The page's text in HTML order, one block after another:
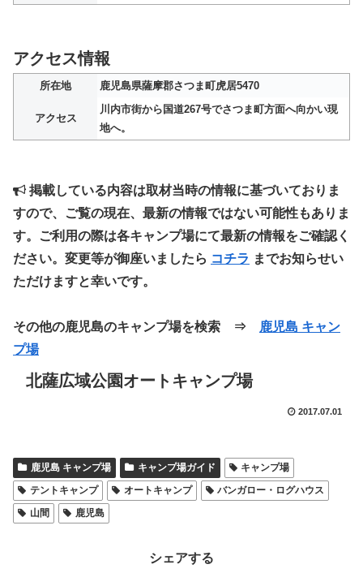
アクセス情報
所在地 鹿児島県薩摩郡さつま町虎居5470
アクセス
川内市街から国道267号でさつま町方面へ向かい現
地へ。
掲載している内容は取材当時の情報に基づいておりま
すので、ご覧の現在、最新の情報ではない可能性もありま
す。ご利用の際は各キャンプ場にて最新の情報をご確認く
ださい。変更等が御座いましたら コチラ までお知らせい
ただけますと幸いです。
その他の鹿児島のキャンプ場を検索 ⇒
鹿児島 キャン
プ場
北薩広域公園オートキャンプ場
2017.07.01
鹿児島 キャンプ場 キャンプ場ガイド
キャンプ場
テントキャンプ
オートキャンプ
バンガロー・ログハウス
山間
鹿児島
シェアする